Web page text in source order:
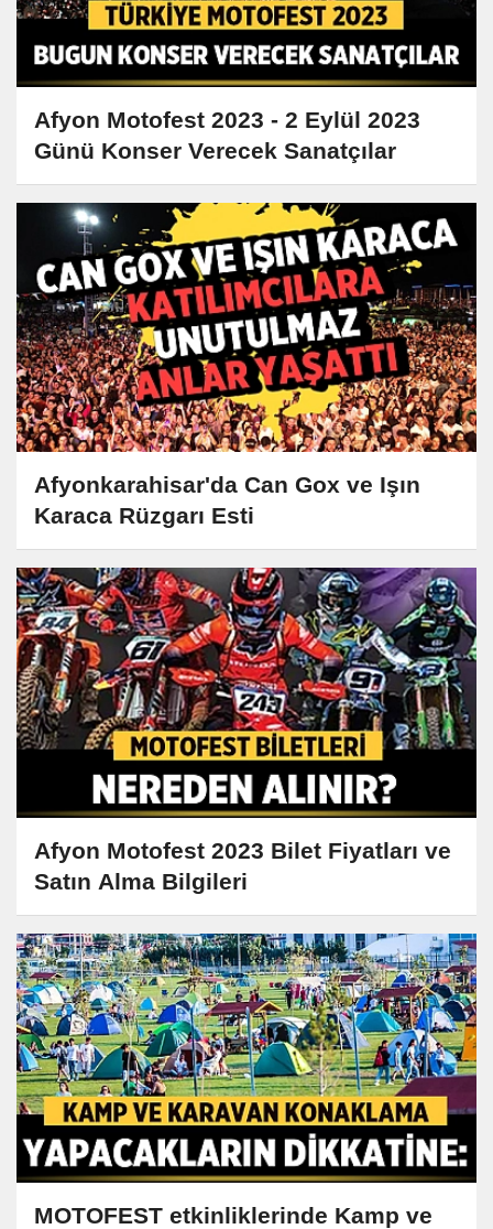
Afyon Motofest 2023 - 2 Eylül 2023
Günü Konser Verecek Sanatçılar
Afyonkarahisar'da Can Gox ve Işın
Karaca Rüzgarı Esti
Afyon Motofest 2023 Bilet Fiyatları ve
Satın Alma Bilgileri
MOTOFEST etkinliklerinde Kamp ve